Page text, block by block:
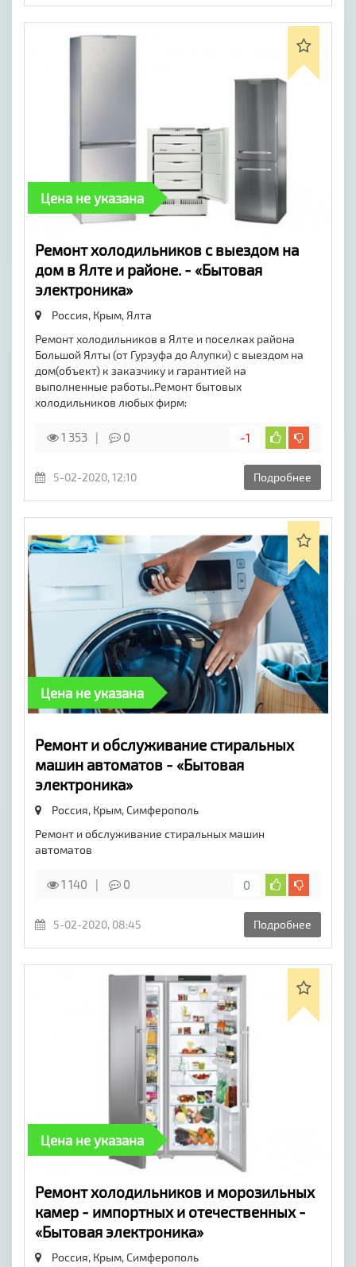
Цена не указана
Ремонт холодильников с выездом на
дом в Ялте и районе. - «Бытовая
электроника»
Россия, Крым, Ялта
Ремонт холодильников в Ялте и поселках района
Большой Ялты (от Гурзуфа до Алупки) с выездом на
дом(объект) к заказчику и гарантией на
выполненные работы..Ремонт бытовых
холодильников любых фирм:
1 353 0 -1
5-02-2020, 12:10 Подробнее
Цена не указана
Ремонт и обслуживание стиральных
машин автоматов - «Бытовая
электроника»
Россия, Крым,Симферополь
Ремонт и обслуживание стиральных машин
автоматов
1 140 0 0
5-02-2020, 08:45 Подробнее
Цена не указана
Ремонт холодильников и морозильных
камер - импортных и отечественных -
«Бытовая электроника»
Россия, Крым,Симферополь